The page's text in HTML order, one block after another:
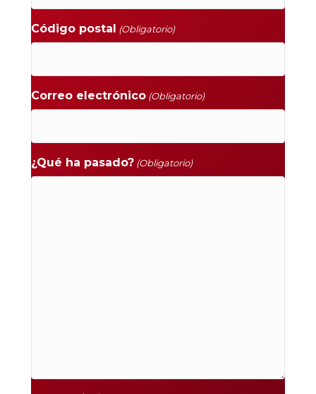
Código postal (Obligatorio)
Correo electrónico (Obligatorio)
¿Qué ha pasado? (Obligatorio)